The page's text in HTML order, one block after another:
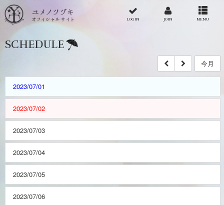
LOGIN JOIN MENU
SCHEDULE
今月
2023/07/01
2023/07/02
2023/07/03
2023/07/04
2023/07/05
2023/07/06